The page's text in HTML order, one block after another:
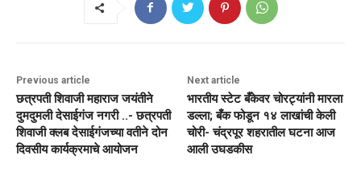
Previous article
छत्रपती शिवाजी महाराज जयंतीने
दुमदुमली देसाईगंज नगरी ..- छत्रपती
शिवाजी क्लब देसाईगंजच्या वतीने दोन
दिवसीय कार्यक्रमाचे आयोजन
Next article
भारतीय स्टेट बँकेवर चोरट्यांनी मारला
डल्ला; बँक फोडून १४ लाखांची केली
चोरी- चंद्रपूर शहरातील घटना आज
आली उघडकीस